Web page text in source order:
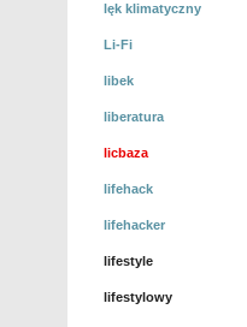
lęk klimatyczny
Li-Fi
libek
liberatura
licbaza
lifehack
lifehacker
lifestyle
lifestylowy